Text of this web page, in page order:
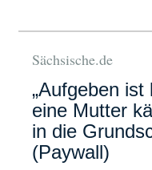
Sächsische.de
„Aufgeben ist
eine Mutter
in die
(Paywall)